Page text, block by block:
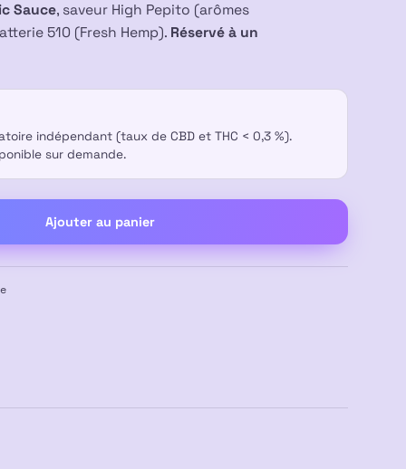
Sauce, saveur High Pepito (arômes
510 (Fresh Hemp). Réservé à un
indépendant (taux de CBD et THC < 0,3 %).
sur demande.
Ajouter au panier